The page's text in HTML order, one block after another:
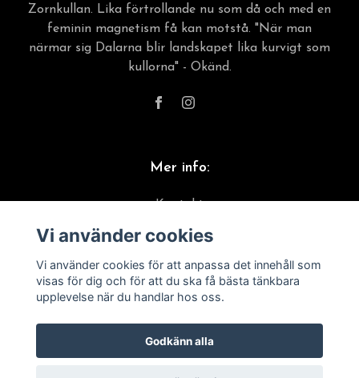
Zornkullan. Lika förtrollande nu som då och med en
feminin magnetism få kan motstå. "När man
närmar sig Dalarna blir landskapet lika kurvigt som
kullorna" - Okänd.
Mer info:
Kontakt
Material & skötselråd
Köpvillkor
Vi använder cookies
Vi använder cookies för att anpassa det innehåll som
visas för dig och för att du ska få bästa tänkbara
upplevelse när du handlar hos oss.
Godkänn alla